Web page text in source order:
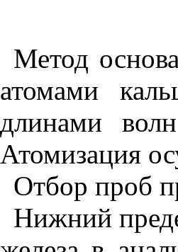
Метод
атомами
длинами волн
Атомизация
Отбор проб
Нижний